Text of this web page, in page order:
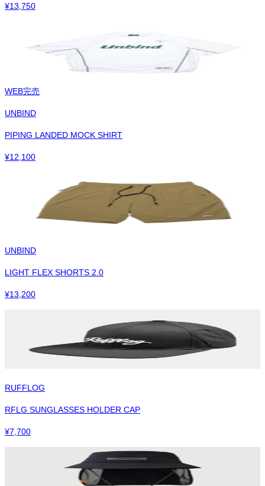
¥13,750
WEB完売
UNBIND
PIPING LANDED MOCK SHIRT
¥12,100
UNBIND
LIGHT FLEX SHORTS 2.0
¥13,200
RUFFLOG
RFLG SUNGLASSES HOLDER CAP
¥7,700